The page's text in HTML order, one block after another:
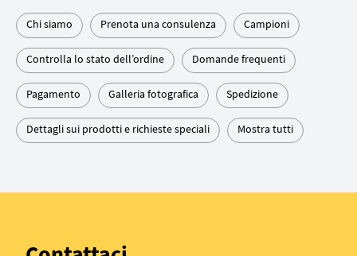
Chi siamo Prenota una consulenza Campioni
Controlla lo stato dell’ordine Domande frequenti
Pagamento Galleria fotografica Spedizione
Dettagli sui prodotti e richieste speciali Mostra tutti